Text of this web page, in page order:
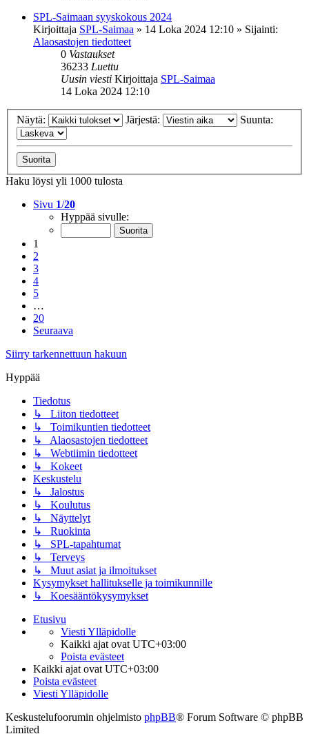
SPL-Saimaan syyskokous 2024
Kirjoittaja SPL-Saimaa » 14 Loka 2024 12:10 » Sijainti:
Alaosastojen tiedotteet
0 Vastaukset
36233 Luettu
Uusin viesti Kirjoittaja SPL-Saimaa
14 Loka 2024 12:10
Näytä: Järjestä: Suunta:
Haku löysi yli 1000 tulosta
Sivu 1/20
Hyppää sivulle:
1
2
3
4
5
…
20
Seuraava
Siirry tarkennettuun hakuun
Hyppää
Tiedotus
↳ Liiton tiedotteet
↳ Toimikuntien tiedotteet
↳ Alaosastojen tiedotteet
↳ Webtiimin tiedotteet
↳ Kokeet
Keskustelu
↳ Jalostus
↳ Koulutus
↳ Näyttelyt
↳ Ruokinta
↳ SPL-tapahtumat
↳ Terveys
↳ Muut asiat ja ilmoitukset
Kysymykset hallitukselle ja toimikunnille
↳ Koesääntökysymykset
Etusivu
Viesti Ylläpidolle
Kaikki ajat ovatUTC+03:00
Poista evästeet
Kaikki ajat ovatUTC+03:00
Poista evästeet
Viesti Ylläpidolle
Keskustelufoorumin ohjelmisto phpBB® Forum Software © phpBB
Limited